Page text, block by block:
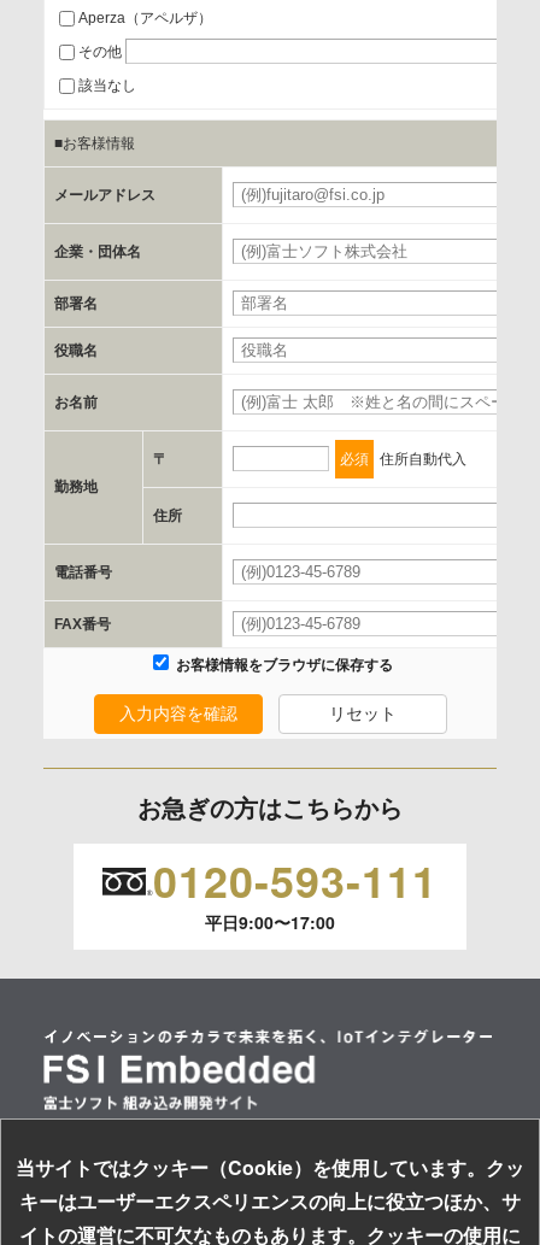
a.個人情報の提供・利用目的
当該企業/団体のサービス等のご案内及び当該企業/団体からの
お客様のご氏名、フリガナ、企業・団体名、部署名、役職、
郵便番号、住所、電話番号、FAX番号、メールアドレス
c.第三者への提供の手段または手法
書類の送付又は電子的な方法
d.提供先および管理者
当社とイベント/セミナーを共同で開催する企業/団体
e.個人情報取り扱いに関する契約
当社と当該企業/団体とは、個人情報取扱に関する覚書の締結
を行います。
委託の有無
利用目的の通知、開示、内容の訂正、追加または削除、利用
います。）に応じます。
開示等のご請求は、下記お問い合わせ先窓口へご連絡願いま
す。
る結果
情報提供は任意ですが、情報を提供しなかった場合、情報の
項目によってはお問い合わせ等に
ご回答できない場合がございます。
本人が容易に認識できない方法による取得
Aperza（アペルザ）
その他
該当なし
■お客様情報
メールアドレス
企業・団体名
部署名
役職名
お名前
勤務地
〒 必須 住所自動代入
住所
電話番号
FAX番号
お客様情報をブラウザに保存する
入力内容を確認 リセット
お急ぎの方はこちらから
0120-593-111
平日9:00〜17:00
情報セキュリティ基本方針
個人情報保護方針
サイトのご利用について
当サイトではクッキー（Cookie）を使用しています。クッ
キーはユーザーエクスペリエンスの向上に役立つほか、サ
イトの運営に不可欠なものもあります。クッキーの使用に